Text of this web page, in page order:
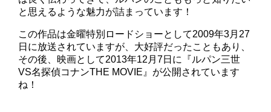
と思えるような魅力が詰まっています！
この作品は金曜特別ロードショーとして2009年3月27
日に放送されていますが、大好評だったこともあり、
その後、映画として2013年12月7日に『ルパン三世
VS名探偵コナンTHE MOVIE』が公開されています
ね！